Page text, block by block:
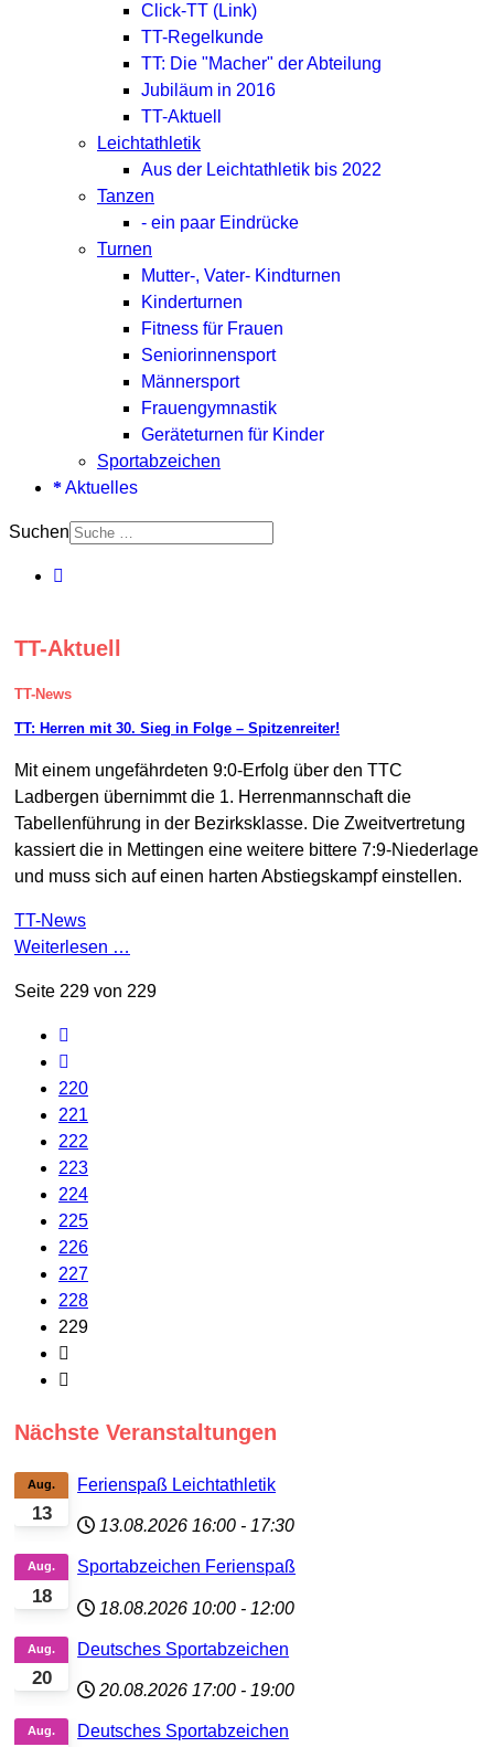
Click-TT (Link)
TT-Regelkunde
TT: Die "Macher" der Abteilung
Jubiläum in 2016
TT-Aktuell
Leichtathletik
Aus der Leichtathletik bis 2022
Tanzen
- ein paar Eindrücke
Turnen
Mutter-, Vater- Kindturnen
Kinderturnen
Fitness für Frauen
Seniorinnensport
Männersport
Frauengymnastik
Geräteturnen für Kinder
Sportabzeichen
Aktuelles
Suchen
TT-Aktuell
TT-News
TT: Herren mit 30. Sieg in Folge – Spitzenreiter!
Mit einem ungefährdeten 9:0-Erfolg über den TTC
Ladbergen übernimmt die 1. Herrenmannschaft die
Tabellenführung in der Bezirksklasse. Die Zweitvertretung
kassiert die in Mettingen eine weitere bittere 7:9-Niederlage
und muss sich auf einen harten Abstiegskampf einstellen.
TT-News
Weiterlesen …
Seite 229 von 229
220
221
222
223
224
225
226
227
228
229
Nächste Veranstaltungen
13
Aug. Ferienspaß Leichtathletik
13.08.2026 16:00 - 17:30
18
Aug. Sportabzeichen Ferienspaß
18.08.2026 10:00 - 12:00
20
Aug. Deutsches Sportabzeichen
20.08.2026 17:00 - 19:00
Aug. Deutsches Sportabzeichen